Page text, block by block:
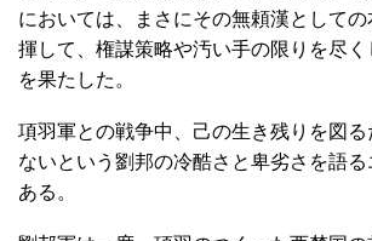
においては、まさにその無頼漢として
揮して、権謀策略や汚い手の限りを尽く
を果たした。
項羽軍との戦争中、己の生き残りを図
ないという劉邦の冷酷さと卑劣さを語
ある。